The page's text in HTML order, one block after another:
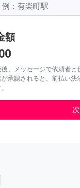
額
、メッセージで依頼者と
が承認されると、前払い